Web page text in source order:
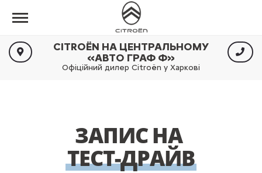
CITROËN НА ЦЕНТРАЛЬНОМУ
«АВТО ГРАФ Ф»
Офіційний дилер Citroën у Харкові
ЗАПИС НА
ТЕСТ-ДРАЙВ